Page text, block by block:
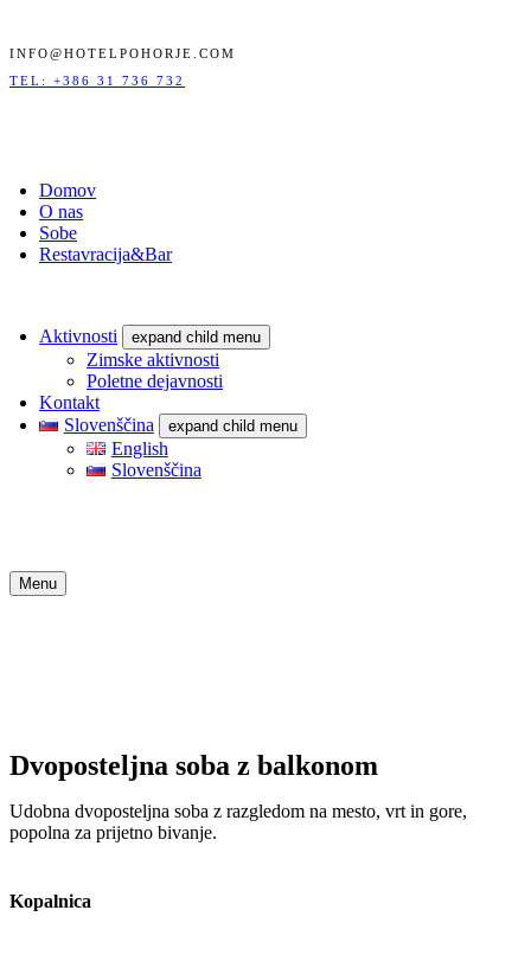
INFO@HOTELPOHORJE.COM
TEL: +386 31 736 732
Domov
O nas
Sobe
Restavracija&Bar
Aktivnosti expand child menu
Zimske aktivnosti
Poletne dejavnosti
Kontakt
Slovenščina
expand child menu
English
Slovenščina
Menu
Dvoposteljna soba z balkonom
Udobna dvoposteljna soba z razgledom na mesto, vrt in gore,
popolna za prijetno bivanje.
Kopalnica